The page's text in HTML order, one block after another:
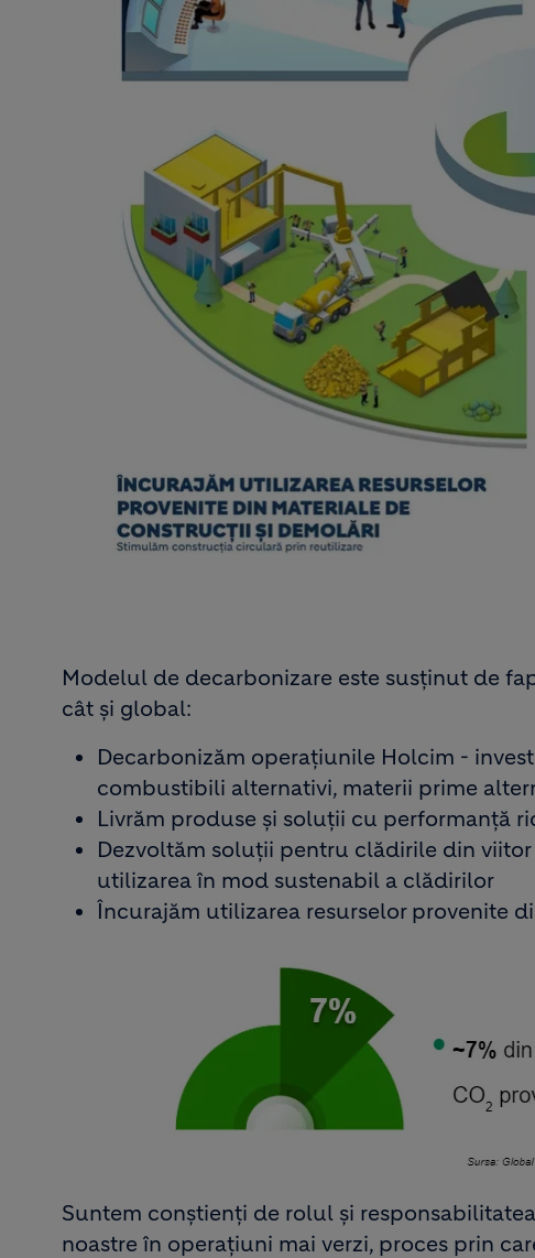
Modelul de decarbonizare este susținut de
cât și global:
Decarbonizăm operațiunile Holcim -
combustibili alternativi, materii prime
Livrăm produse și soluții cu performanță
Dezvoltăm soluții pentru clădirile din
utilizarea în mod sustenabil a clădirilor
Încurajăm utilizarea resurselor provenite
Suntem conștienți de rolul și
noastre în operațiuni mai verzi, proces prin